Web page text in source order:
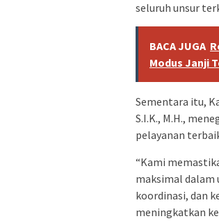
seluruh unsur
BACA JUGA
Modus Janji
Sementara itu,
S.I.K., M.H.,
pelayanan
“Kami
maksimal dalam
koordinasi, dan
meningkatkan